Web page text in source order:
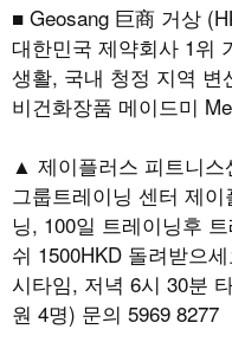
■ Geosang 巨商 거상
대한민국 제약회사 1위
생활, 국내 청정 지역 변
비건화장품 메이드미
▲ 제이플러스 피트니스
그룹트레이닝 센터 제
닝, 100일 트레이닝후
쉬 1500HKD 돌려받으
시타임, 저녁 6시 30분
원 4명) 문의 5969 8277